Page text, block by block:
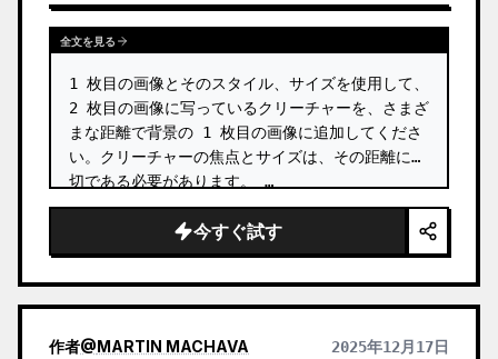
全文を見る
1 枚目の画像とそのスタイル、サイズを使用して、
2 枚目の画像に写っているクリーチャーを、さまざ
まな距離で背景の 1 枚目の画像に追加してくださ
い。クリーチャーの焦点とサイズは、その距離に適
切である必要があります。 …
今すぐ試す
作者@MARTIN MACHAVA 2025年12月17日